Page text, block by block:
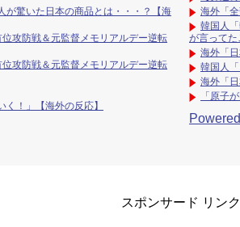
が驚いた日本の商品とは・・・？【海
攻防戦＆元監督メモリアルデー逆転
攻防戦＆元監督メモリアルデー逆転
！」【海外の反応】
海外「
韓国人
が言ってた
海外「
韓国人
海外「
「原子
スポンサード リンク